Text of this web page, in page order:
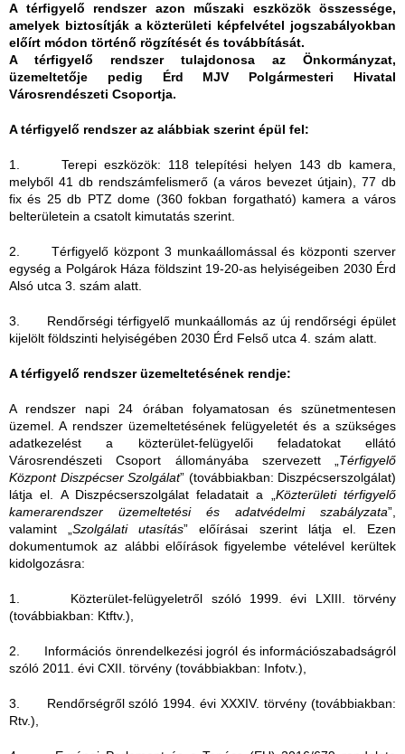
A térfigyelő rendszer azon műszaki eszközök összessége,
amelyek biztosítják a közterületi képfelvétel jogszabályokban
előírt módon történő rögzítését és továbbítását.
A térfigyelő rendszer tulajdonosa az Önkormányzat,
üzemeltetője pedig Érd MJV Polgármesteri Hivatal
Városrendészeti Csoportja.
A térfigyelő rendszer az alábbiak szerint épül fel:
1. Terepi eszközök: 118 telepítési helyen 143 db kamera,
melyből 41 db rendszámfelismerő (a város bevezet útjain), 77 db
fix és 25 db PTZ dome (360 fokban forgatható) kamera a város
belterületein a csatolt kimutatás szerint.
2. Térfigyelő központ 3 munkaállomással és központi szerver
egység a Polgárok Háza földszint 19-20-as helyiségeiben 2030 Érd
Alsó utca 3. szám alatt.
3. Rendőrségi térfigyelő munkaállomás az új rendőrségi épület
kijelölt földszinti helyiségében 2030 Érd Felső utca 4. szám alatt.
A térfigyelő rendszer üzemeltetésének rendje:
A rendszer napi 24 órában folyamatosan és szünetmentesen
üzemel. A rendszer üzemeltetésének felügyeletét és a szükséges
adatkezelést a közterület-felügyelői feladatokat ellátó
Városrendészeti Csoport állományába szervezett „ Térfigyelő
Központ Diszpécser Szolgálat” (továbbiakban: Diszpécserszolgálat)
látja el. A Diszpécserszolgálat feladatait a „ Közterületi térfigyelő
kamerarendszer üzemeltetési és adatvédelmi szabályzata”,
valamint „Szolgálati utasítás” előírásai szerint látja el. Ezen
dokumentumok az alábbi előírások figyelembe vételével kerültek
kidolgozásra:
1. Közterület-felügyeletről szóló 1999. évi LXIII. törvény
(továbbiakban: Ktftv.),
2. Információs önrendelkezési jogról és információszabadságról
szóló 2011. évi CXII. törvény (továbbiakban: Infotv.),
3. Rendőrségről szóló 1994. évi XXXIV. törvény (továbbiakban:
Rtv.),